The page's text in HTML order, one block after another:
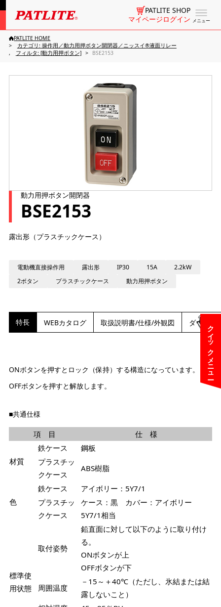
メニュー
PATLITE SHOP
マイページログイン
クイックメニュー
PATLITE HOME
カテゴリ: 操作用／動力用押ボタン開閉器／ニッスイ®液面リレー
フィルタ: [動力用押ボタン]
BSE2153
動力用押ボタン開閉器
BSE2153
露出形（プラスチックケース）
電動機直接操作用 露出形 IP30 15A
2.2kW
2ボタン
プラスチックケース 動力用押ボタン
特長 WEBカタログ 取扱説明書/仕様/外観図 ダウンロ
ONボタンを押すとロック（保持）する構造になっています。
OFFボタンを押すと解放します。
■共通仕様
項 目 仕 様
材質
鉄ケース
鋼板
プラスチッ
クケース
ABS樹脂
色
鉄ケース
アイボリー：5Y7/1
プラスチッ
クケース
ケース：黒 カバー：アイボリー
5Y7/1相当
標準使
用状態
取付姿勢
鉛直面に対して以下のように取り付け
る。
ONボタンが上
OFFボタンが下
周囲温度
－15～＋40℃（ただし、氷結または結
露しないこと）